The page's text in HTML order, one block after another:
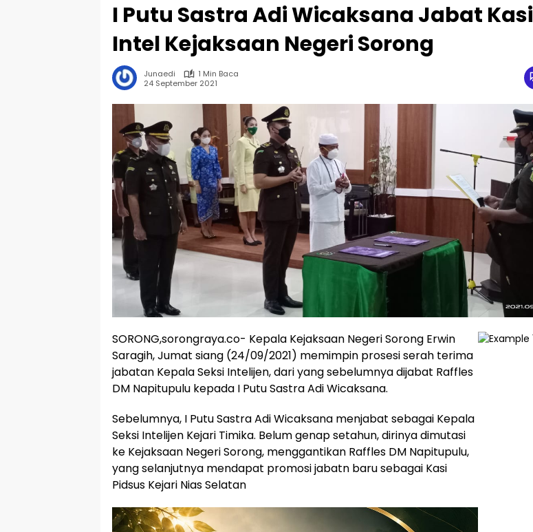
I Putu Sastra Adi Wicaksana Jabat Kasi
Intel Kejaksaan Negeri Sorong
Junaedi
1 Min Baca
24 September 2021
SORONG,sorongraya.co- Kepala Kejaksaan Negeri Sorong Erwin
Saragih, Jumat siang (24/09/2021) memimpin prosesi serah terima
jabatan Kepala Seksi Intelijen, dari yang sebelumnya dijabat Raffles
DM Napitupulu kepada I Putu Sastra Adi Wicaksana.
Sebelumnya, I Putu Sastra Adi Wicaksana menjabat sebagai Kepala
Seksi Intelijen Kejari Timika. Belum genap setahun, dirinya dimutasi
ke Kejaksaan Negeri Sorong, menggantikan Raffles DM Napitupulu,
yang selanjutnya mendapat promosi jabatn baru sebagai Kasi
Pidsus Kejari Nias Selatan